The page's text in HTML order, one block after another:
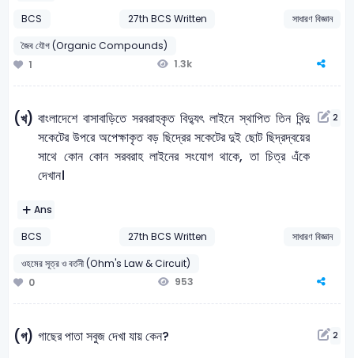
BCS
27th BCS Written
সাধারণ বিজ্ঞান
জৈব যৌগ (Organic Compounds)
1
1.3k
(খ) বাংলাদেশে বাসাবাড়িতে সরবরাহকৃত বিদ্যুৎ লাইনে স্থাপিত তিন বিন্দু
সকেটের উপরে অপেক্ষাকৃত বড় ছিদ্রের সকেটের দুই ছােট ছিদ্রদ্বয়ের
সাথে কোন কোন সরবরাহ লাইনের সংযােগ থাকে, তা চিত্র এঁকে
দেখান।
2
Ans
BCS
27th BCS Written
সাধারণ বিজ্ঞান
ওহমের সূত্র ও বর্তনী (Ohm's Law & Circuit)
0
953
(গ) গাছের পাতা সবুজ দেখা যায় কেন? 2